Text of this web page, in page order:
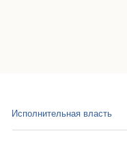
Исполнительная власть